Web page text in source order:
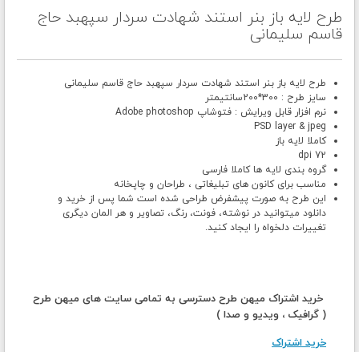
طرح لایه باز بنر استند شهادت سردار سپهبد حاج
قاسم سلیمانی
طرح لایه باز بنر استند شهادت سردار سپهبد حاج قاسم سلیمانی
سایز طرح : 300*200سانتیمتر
نرم افزار قابل ویرایش : فتوشاپ Adobe photoshop
PSD layer & jpeg
کاملا لایه باز
72 dpi
گروه بندی لایه ها کاملا فارسی
مناسب برای کانون های تبلیغاتی ، طراحان و چاپخانه
این طرح به صورت پیشفرض طراحی شده است شما پس از خرید و
دانلود میتوانید در نوشته، فونت، رنگ، تصاویر و هر المان دیگری
تغییرات دلخواه را ایجاد کنید.
خرید اشتراک میهن طرح دسترسی به تمامی سایت های میهن طرح
( گرافیک ، ویدیو و صدا )
خرید اشتراک